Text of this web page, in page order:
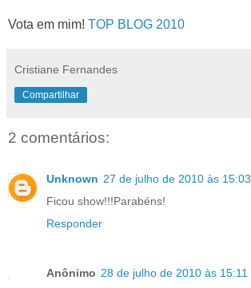
Vota em mim! TOP BLOG 2010
Cristiane Fernandes
Compartilhar
2 comentários:
Unknown 27 de julho de 2010 às 15:03
Ficou show!!!Parabéns!
Responder
Anônimo 28 de julho de 2010 às 15:11